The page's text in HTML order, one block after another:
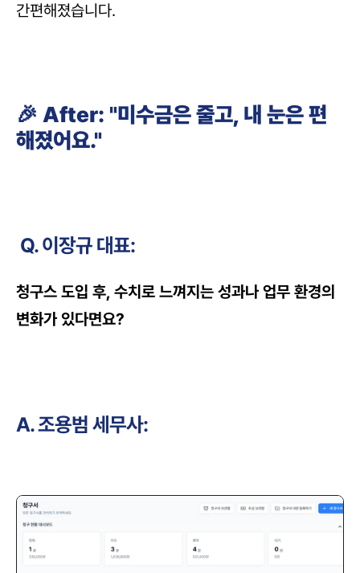
간편해졌습니다.
🎉 After: "미수금은 줄고, 내 눈은 편
해졌어요."
Q. 이장규 대표:
청구스 도입 후, 수치로 느껴지는 성과나 업무 환경의
변화가 있다면요?
A. 조용범 세무사: